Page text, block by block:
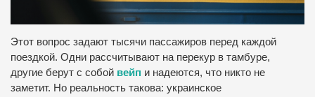
Этот вопрос задают тысячи пассажиров перед каждой
поездкой. Одни рассчитывают на перекур в тамбуре,
другие берут с собой вейп и надеются, что никто не
заметит. Но реальность такова: украинское